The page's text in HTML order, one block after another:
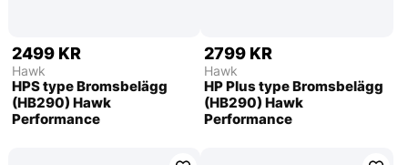
2499 KR
Hawk
HPS type Bromsbelägg
(HB290) Hawk
Performance
2799 KR
Hawk
HP Plus type Bromsbelägg
(HB290) Hawk
Performance